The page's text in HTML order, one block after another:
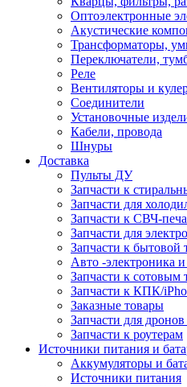
Оптоэлектронные
Акустические
Трансформаторы,
Переключатели,
Реле
Вентиляторы и
Соединители
Установочные
Кабели, провода
Шнуры
Доставка
Пульты ДУ
Запчасти к
Запчасти для
Запчасти к СВЧ-
Запчасти для
Запчасти к бытовой
Авто -электроника и
Запчасти к сотовым
Запчасти к КПК/
Заказные товары
Запчасти для
Запчасти к роутерам
Источники питания и
Аккумуляторы и
Источники питания